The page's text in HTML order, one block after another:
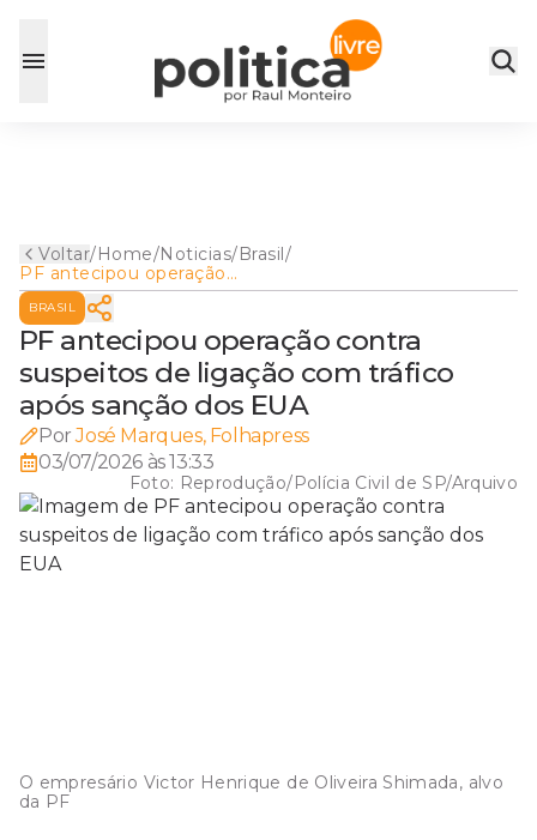
Voltar/Home/Noticias/Brasil/
PF antecipou operação
contra suspeitos de ligação
com tráfico após sanção dos
EUA
BRASIL
PF antecipou operação contra
suspeitos de ligação com tráfico
após sanção dos EUA
Por José Marques, Folhapress
03/07/2026 às 13:33
Foto: Reprodução/Polícia Civil de SP/Arquivo
O empresário Victor Henrique de Oliveira Shimada, alvo
da PF